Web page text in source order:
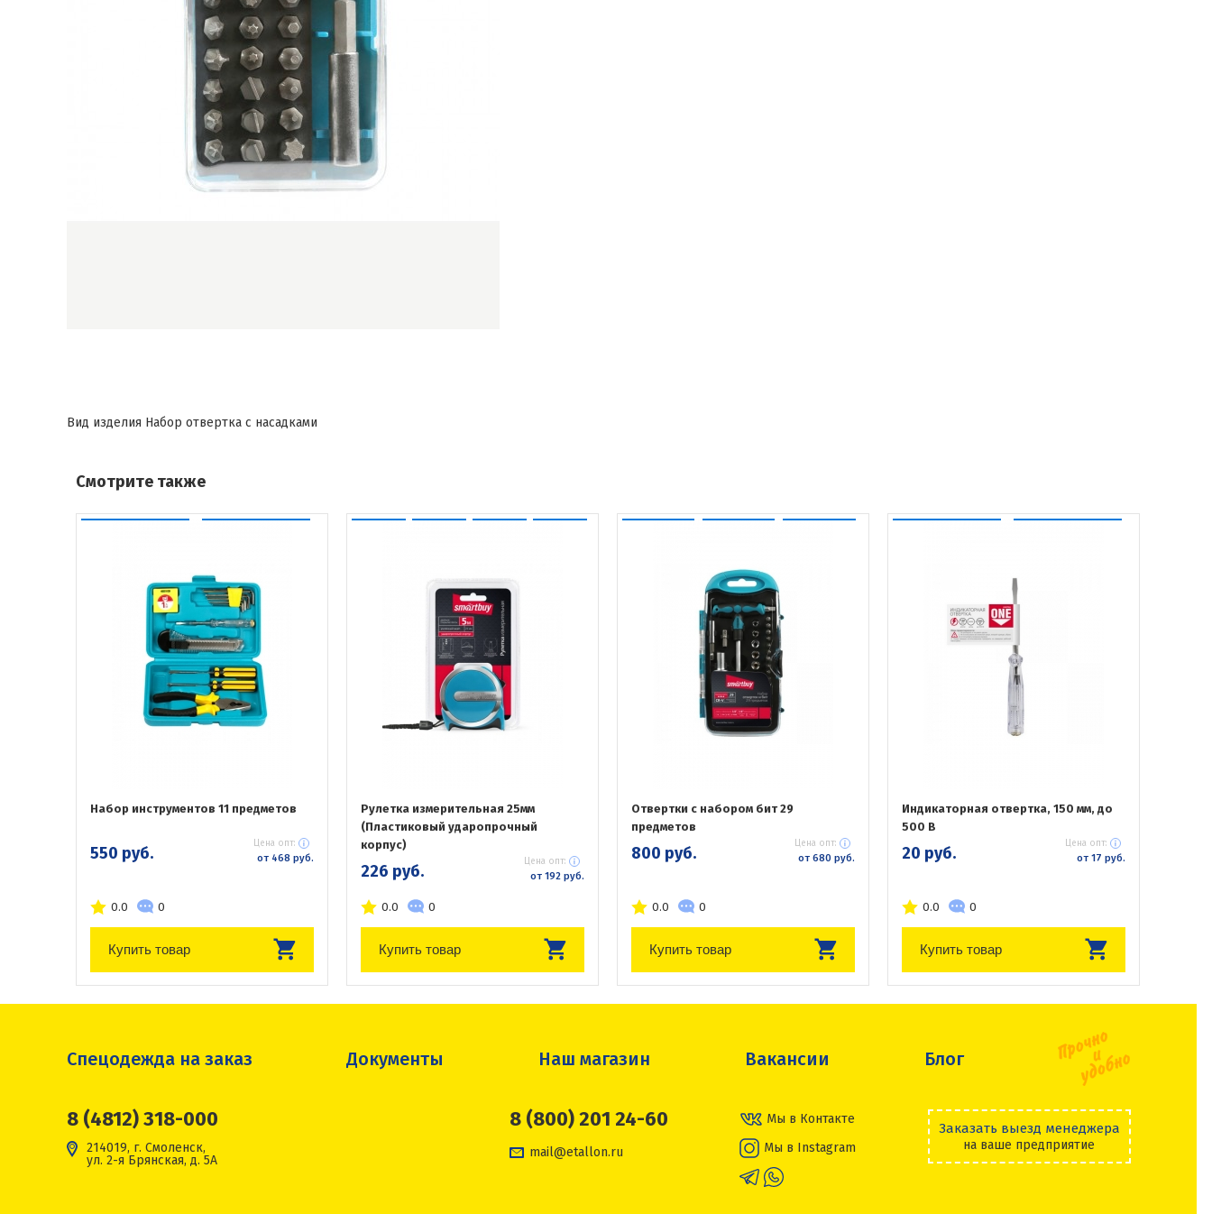
Вид изделия Набор отвертка с насадками
Смотрите также
Набор инструментов 11 предметов
550 руб. Цена опт:
от 468 руб.
0.0 0
Купить товар
Рулетка измерительная 25мм
(Пластиковый ударопрочный
корпус)
226 руб. Цена опт:
от 192 руб.
0.0 0
Купить товар
Отвертки с набором бит 29
предметов
800 руб. Цена опт:
от 680 руб.
0.0 0
Купить товар
Индикаторная отвертка, 150 мм, до
500 В
20 руб. Цена опт:
от 17 руб.
0.0 0
Купить товар
Спецодежда на заказ Документы Наш магазин Вакансии Блог
8 (4812) 318-000
214019, г. Смоленск,
ул. 2-я Брянская, д. 5А
8 (800) 201 24-60
mail@etallon.ru
Мы в Контакте
Мы в Instagram
Заказать выезд менеджера
на ваше предприятие